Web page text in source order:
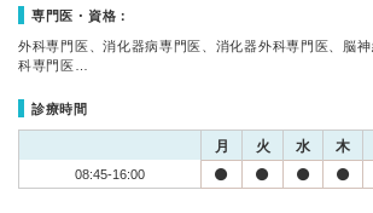
専門医・資格：
外科専門医、消化器病専門医、消化器外科専門医、脳
科専門医…
診療時間
月 火 水 木
08:45-16:00